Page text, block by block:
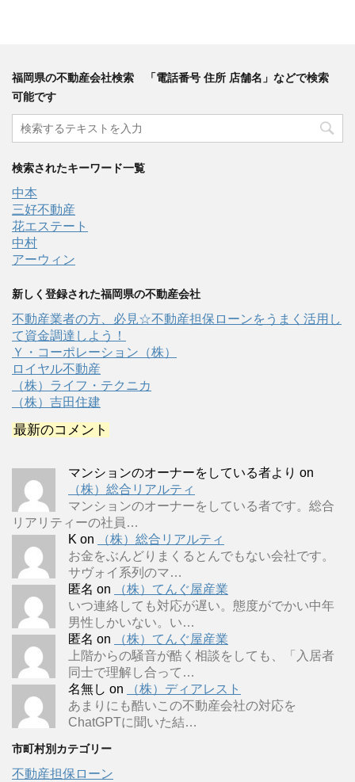
福岡県の不動産会社検索 「電話番号 住所 店舗名」などで検索
可能です
検索されたキーワード一覧
中本
三好不動産
花エステート
中村
アーウィン
新しく登録された福岡県の不動産会社
不動産業者の方、必見☆不動産担保ローンをうまく活用し
て資金調達しよう！
Ｙ・コーポレーション（株）
ロイヤル不動産
（株）ライフ・テクニカ
（株）吉田住建
最新のコメント
マンションのオーナーをしている者より on
（株）総合リアルティ
マンションのオーナーをしている者です。総合
リアリティーの社員…
K on
（株）総合リアルティ
お金をぶんどりまくるとんでもない会社です。
サヴォイ系列のマ…
匿名 on
（株）てんぐ屋産業
いつ連絡しても対応が遅い。態度がでかい中年
男性しかいない。い…
匿名 on
（株）てんぐ屋産業
上階からの騒音が酷く相談をしても、「入居者
同士で理解し合って…
名無し on
（株）ディアレスト
あまりにも酷いこの不動産会社の対応を
ChatGPTに聞いた結…
市町村別カテゴリー
不動産担保ローン